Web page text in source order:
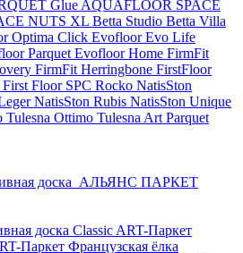
Glue AQUAFLOOR SPACE
NUTS XL Betta Studio Betta Villa
Optima Click Evofloor Evo Life
Parquet Evofloor Home FirmFit
FirmFit Herringbone FirstFloor
First Floor SPC Rocko NatisSton
NatisSton Rubis NatisSton Unique
Tulesna Ottimo Tulesna Art Parquet
доска АЛЬЯНС ПАРКЕТ
доска Classic ART-Паркет
Паркет Французская ёлка